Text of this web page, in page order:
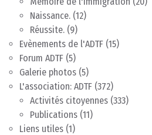
Naissance. (12)
Réussite. (9)
Evènements de l'ADTF (15)
Forum ADTF (5)
Galerie photos (5)
L'association: ADTF (372)
Activités citoyennes (333)
Publications (11)
Liens utiles (1)